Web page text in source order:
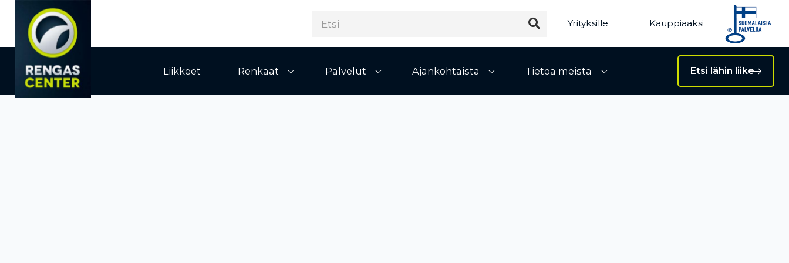
Yrityksille Kauppiaaksi
Liikkeet Renkaat
Avaa alivalikko
Palvelut
Avaa alivalikko
Ajankohtaista
Avaa alivalikko
Tietoa meistä Etsi lähin liike